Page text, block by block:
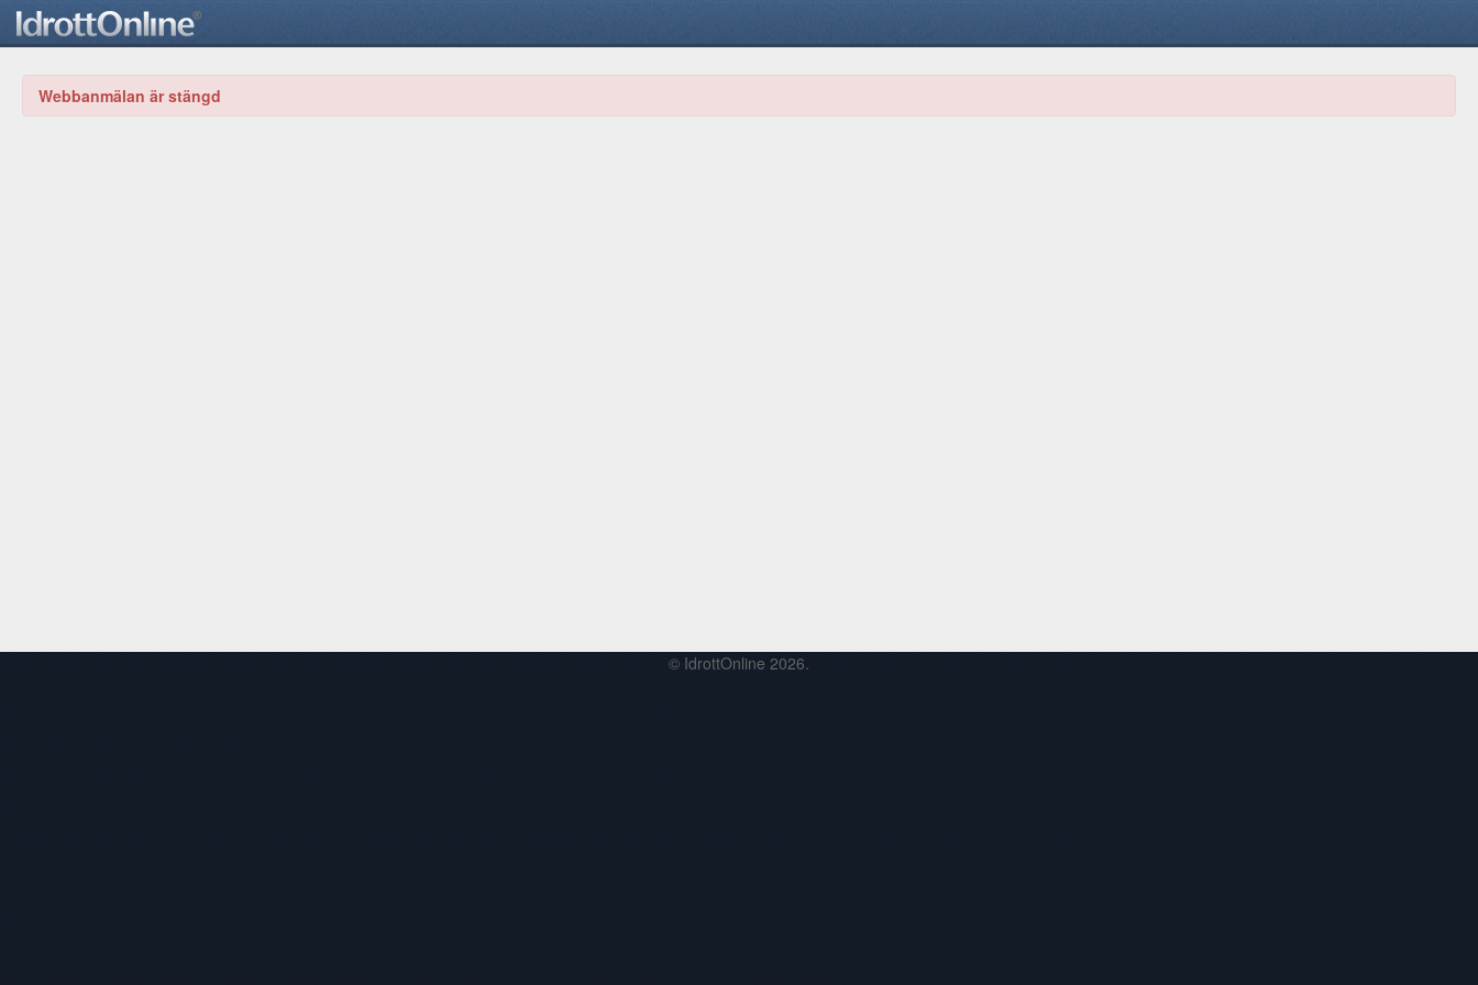
Webbanmälan är stängd
© IdrottOnline 2026.